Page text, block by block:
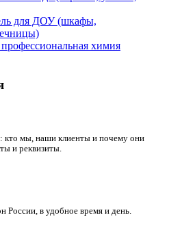
для ДОУ (шкафы,
химия
кто мы, наши клиенты и почему они
и реквизиты.
России, в удобное время и день.